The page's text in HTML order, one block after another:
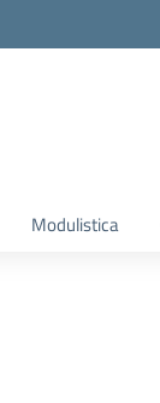
Modulistica